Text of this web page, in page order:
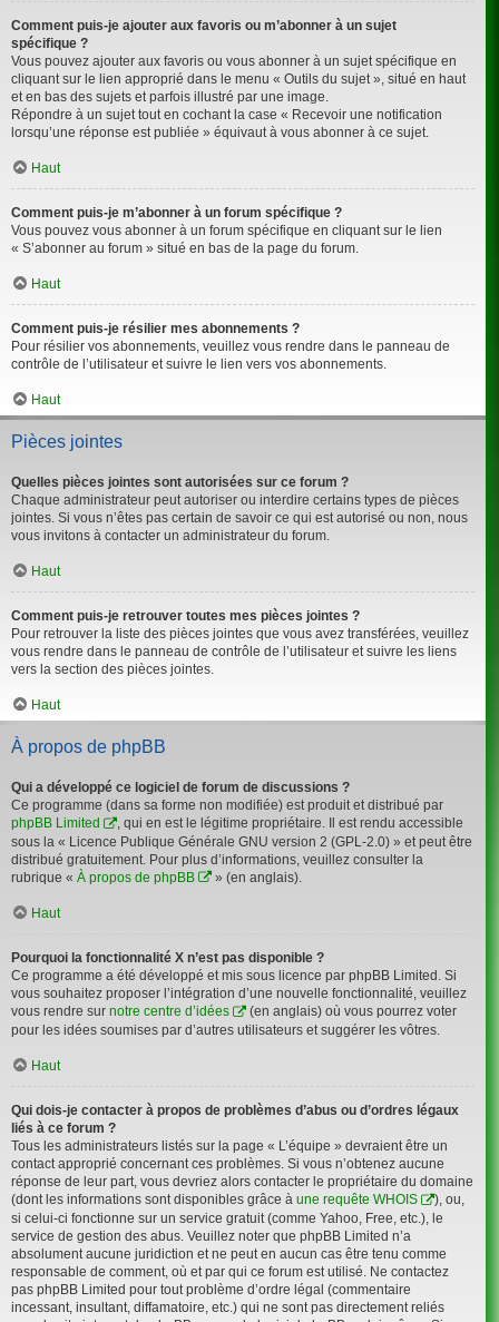
Comment puis-je ajouter aux favoris ou m’abonner à un sujet
spécifique ?
Vous pouvez ajouter aux favoris ou vous abonner à un sujet spécifique en
cliquant sur le lien approprié dans le menu « Outils du sujet », situé en haut
et en bas des sujets et parfois illustré par une image.
Répondre à un sujet tout en cochant la case « Recevoir une notification
lorsqu’une réponse est publiée » équivaut à vous abonner à ce sujet.
Haut
Comment puis-je m’abonner à un forum spécifique ?
Vous pouvez vous abonner à un forum spécifique en cliquant sur le lien
« S’abonner au forum » situé en bas de la page du forum.
Haut
Comment puis-je résilier mes abonnements ?
Pour résilier vos abonnements, veuillez vous rendre dans le panneau de
contrôle de l’utilisateur et suivre le lien vers vos abonnements.
Haut
Pièces jointes
Quelles pièces jointes sont autorisées sur ce forum ?
Chaque administrateur peut autoriser ou interdire certains types de pièces
jointes. Si vous n’êtes pas certain de savoir ce qui est autorisé ou non, nous
vous invitons à contacter un administrateur du forum.
Haut
Comment puis-je retrouver toutes mes pièces jointes ?
Pour retrouver la liste des pièces jointes que vous avez transférées, veuillez
vous rendre dans le panneau de contrôle de l’utilisateur et suivre les liens
vers la section des pièces jointes.
Haut
À propos de phpBB
Qui a développé ce logiciel de forum de discussions ?
Ce programme (dans sa forme non modifiée) est produit et distribué par
phpBB Limited
, qui en est le légitime propriétaire. Il est rendu accessible
sous la « Licence Publique Générale GNU version 2 (GPL-2.0) » et peut être
distribué gratuitement. Pour plus d’informations, veuillez consulter la
rubrique « À propos de phpBB » (en anglais).
Haut
Pourquoi la fonctionnalité X n’est pas disponible ?
Ce programme a été développé et mis sous licence par phpBB Limited. Si
vous souhaitez proposer l’intégration d’une nouvelle fonctionnalité, veuillez
vous rendre sur notre centre d’idées
(en anglais) où vous pourrez voter
pour les idées soumises par d’autres utilisateurs et suggérer les vôtres.
Haut
Qui dois-je contacter à propos de problèmes d’abus ou d’ordres légaux
liés à ce forum ?
Tous les administrateurs listés sur la page « L’équipe » devraient être un
contact approprié concernant ces problèmes. Si vous n’obtenez aucune
réponse de leur part, vous devriez alors contacter le propriétaire du domaine
(dont les informations sont disponibles grâce à une requête WHOIS
), ou,
si celui-ci fonctionne sur un service gratuit (comme Yahoo, Free, etc.), le
service de gestion des abus. Veuillez noter que phpBB Limited n’a
absolument aucune juridiction et ne peut en aucun cas être tenu comme
responsable de comment, où et par qui ce forum est utilisé. Ne contactez
pas phpBB Limited pour tout problème d’ordre légal (commentaire
incessant, insultant, diffamatoire, etc.) qui ne sont pas directement reliés